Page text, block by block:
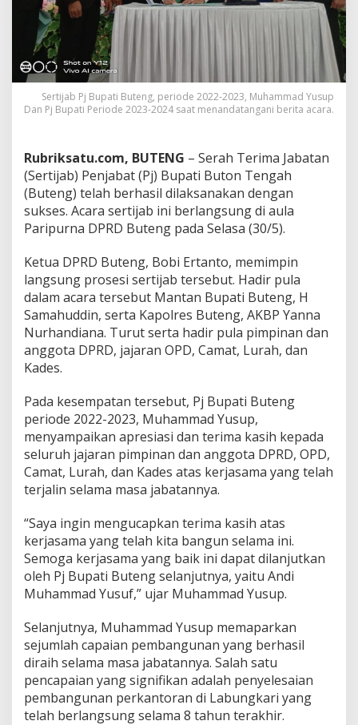
n
g
S
u
k
s
e
s
h
e
l
a
t
Sertijab Pj Bupati Buteng, periode 2022-2023, Muhammad Yusup
Dan Pj Bupati Periode 2023-2024 saat menandatangani berita acara.
Rubriksatu.com, BUTENG – Serah Terima Jabatan
(Sertijab) Penjabat (Pj) Bupati Buton Tengah
(Buteng) telah berhasil dilaksanakan dengan
sukses. Acara sertijab ini berlangsung di aula
Paripurna DPRD Buteng pada Selasa (30/5).
Ketua DPRD Buteng, Bobi Ertanto, memimpin
langsung prosesi sertijab tersebut. Hadir pula
dalam acara tersebut Mantan Bupati Buteng, H
Samahuddin, serta Kapolres Buteng, AKBP Yanna
Nurhandiana. Turut serta hadir pula pimpinan dan
anggota DPRD, jajaran OPD, Camat, Lurah, dan
Kades.
Pada kesempatan tersebut, Pj Bupati Buteng
periode 2022-2023, Muhammad Yusup,
menyampaikan apresiasi dan terima kasih kepada
seluruh jajaran pimpinan dan anggota DPRD, OPD,
Camat, Lurah, dan Kades atas kerjasama yang telah
terjalin selama masa jabatannya.
“Saya ingin mengucapkan terima kasih atas
kerjasama yang telah kita bangun selama ini.
Semoga kerjasama yang baik ini dapat dilanjutkan
oleh Pj Bupati Buteng selanjutnya, yaitu Andi
Muhammad Yusuf,” ujar Muhammad Yusup.
Selanjutnya, Muhammad Yusup memaparkan
sejumlah capaian pembangunan yang berhasil
diraih selama masa jabatannya. Salah satu
pencapaian yang signifikan adalah penyelesaian
pembangunan perkantoran di Labungkari yang
telah berlangsung selama 8 tahun terakhir.